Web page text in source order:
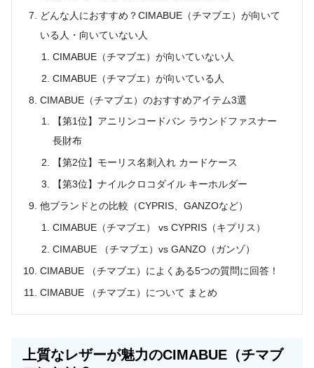
どんな人におすすめ？CIMABUE（チマブエ）が向いて
いる人・向いていない人
CIMABUE（チマブエ）が向いていない人
CIMABUE（チマブエ）が向いている人
CIMABUE（チマブエ）のおすすめアイテム3選
【第1位】アニリンコードバン ラウンドファスナー
長財布
【第2位】モーリス名刺入れ カードケース
【第3位】ナイルクロコダイル キーホルダー
他ブランドとの比較（CYPRIS、GANZOなど）
CIMABUE（チマブエ） vs CYPRIS（キプリス）
CIMABUE （チマブエ）vs GANZO（ガンゾ）
CIMABUE （チマブエ）によくある5つの質問に回答！
CIMABUE （チマブエ）について まとめ
上質なレザーが魅力のCIMABUE（チマブ